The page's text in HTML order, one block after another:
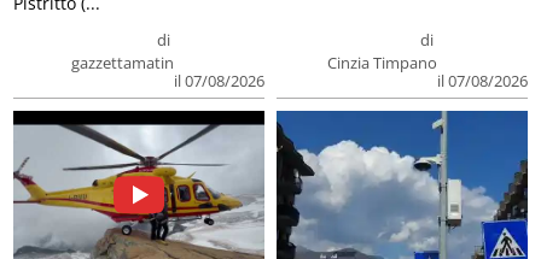
di
gazzettamatin
il 07/08/2026
di
Cinzia Timpano
il 07/08/2026